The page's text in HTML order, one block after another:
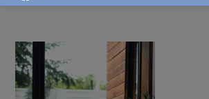
COMPÉTENCES
HONORAIRES
CONTACT